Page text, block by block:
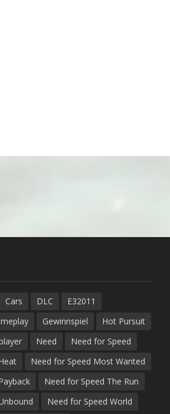
Cars DLC
E32011
Gewinnspiel
Hot Pursuit
Need
Need for Speed
Need for Speed Most Wanted
Need for Speed The Run
Need for Speed World